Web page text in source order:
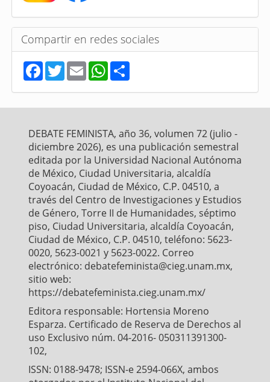
Compartir en redes sociales
F
a
e
b
k
T
w
t
t
E
m
i
l
W
h
t
s
p
S
h
r
e
DEBATE FEMINISTA, año 36, volumen 72 (julio -
diciembre 2026), es una publicación semestral
editada por la Universidad Nacional Autónoma
de México, Ciudad Universitaria, alcaldía
Coyoacán, Ciudad de México, C.P. 04510, a
través del Centro de Investigaciones y Estudios
de Género, Torre II de Humanidades, séptimo
piso, Ciudad Universitaria, alcaldía Coyoacán,
Ciudad de México, C.P. 04510, teléfono: 5623-
0020, 5623-0021 y 5623-0022. Correo
electrónico: debatefeminista@cieg.unam.mx,
sitio web:
https://debatefeminista.cieg.unam.mx/
Editora responsable: Hortensia Moreno
Esparza. Certificado de Reserva de Derechos al
uso Exclusivo núm. 04-2016- 050311391300-
102,
ISSN: 0188-9478; ISSN-e 2594-066X, ambos